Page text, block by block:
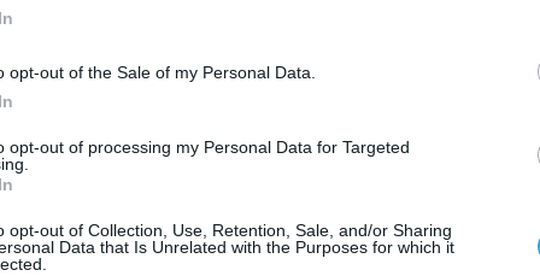
opt-out of the Sale of my Personal Data.
opt-out of processing my Personal Data for Targeted
opt-out of Collection, Use, Retention, Sale, and/or Sharing
Data that Is Unrelated with the Purposes for which it
παιδιού σε Παιδιά του